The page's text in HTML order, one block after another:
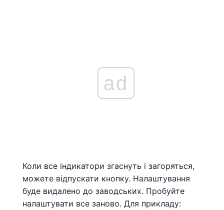
ad
Коли все індикатори згаснуть і загоряться,
можете відпускати кнопку. Налаштування
буде видалено до заводських. Пробуйте
налаштувати все заново. Для прикладу: